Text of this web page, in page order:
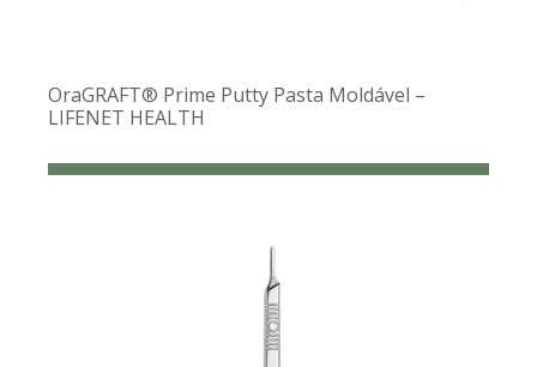
OraGRAFT® Prime Putty Pasta Moldável –
LIFENET HEALTH